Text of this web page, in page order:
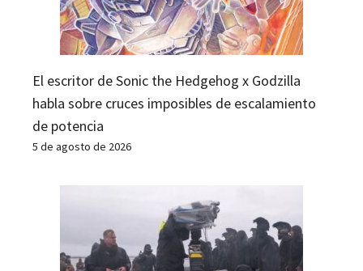
El escritor de Sonic the Hedgehog x Godzilla
habla sobre cruces imposibles de escalamiento
de potencia
5 de agosto de 2026